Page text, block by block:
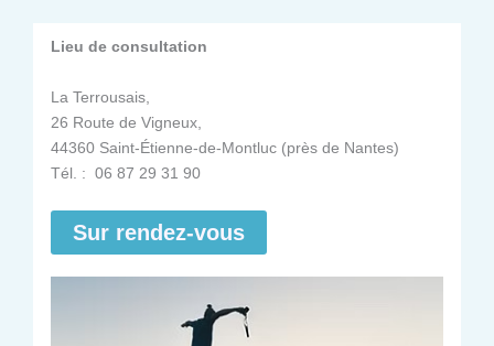
Lieu de consultation
La Terrousais,
26 Route de Vigneux,
44360 Saint-Étienne-de-Montluc (près de Nantes)
Tél. : 06 87 29 31 90
Sur rendez-vous